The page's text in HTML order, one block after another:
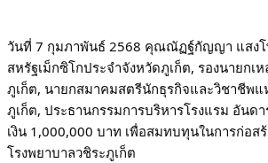
วันที่ 7 กุมภาพันธ์ 2568 คุณณัฏฐ์กัญญา แสง
สหรัฐเม็กซิโกประจำจังหวัดภูเก็ต, รองนายกเ
ภูเก็ต, นายกสมาคมสตรีนักธุรกิจและวิชาชีพแ
ภูเก็ต, ประธานกรรมการบริหารโรงแรม อันด
เงิน 1,000,000 บาท เพื่อสมทบทุนในการก่อส
โรงพยาบาลวชิระภูเก็ต